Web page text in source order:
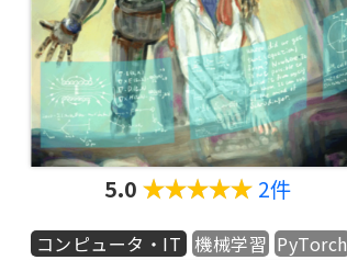
5.0 2件
コンピュータ・IT 機械学習 PyTorch